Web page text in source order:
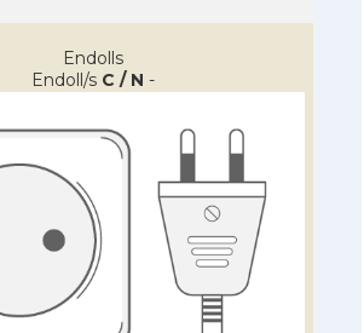
Endolls
Endoll/s C / N -